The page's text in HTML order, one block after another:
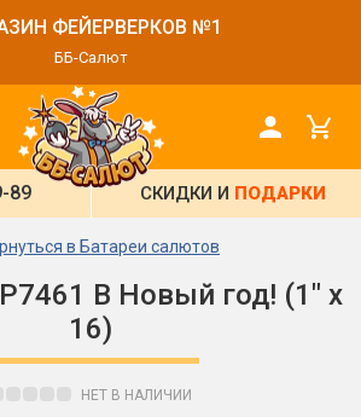
ФЕЙЕРВЕРКОВ №1
ББ-Салют
89 СКИДКИ И ПОДАРКИ
в Батареи салютов
В Новый год! (1" х
16)
НЕТ В НАЛИЧИИ